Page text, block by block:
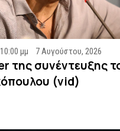
10:00 μμ 7 Αυγούστου, 2026
της συνέντευξης
(vid)